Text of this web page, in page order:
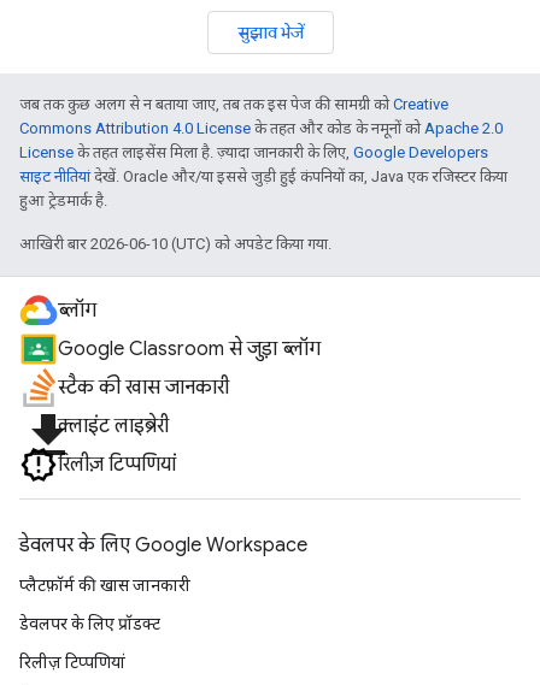
सुझाव भेजें
जब तक कुछ अलग से न बताया जाए, तब तक इस पेज की सामग्री कोCreative
Commons Attribution 4.0 License के तहत और कोड के नमूनों कोApache 2.0
License के तहत लाइसेंस मिला है. ज़्यादा जानकारी के लिए, Google Developers
साइट नीतियांदेखें. Oracle और/या इससे जुड़ी हुई कंपनियों का, Java एक रजिस्टर किया
हुआ ट्रेडमार्क है.
आखिरी बार 2026-06-10 (UTC) को अपडेट किया गया.
ब्लॉग
Google Classroom से जुड़ा ब्लॉग
स्टैक की खास जानकारी
file_downloadक्लाइंट लाइब्रेरी
रिलीज़ टिप्पणियां
डेवलपर के लिए Google Workspace
प्लैटफ़ॉर्म की खास जानकारी
डेवलपर के लिए प्रॉडक्ट
रिलीज़ टिप्पणियां